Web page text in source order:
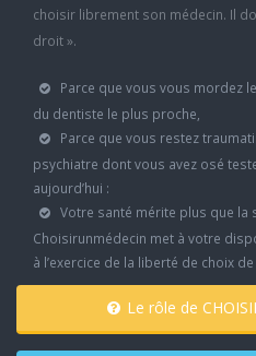
choisir librement son médecin. Il
droit ».
Parce que vous vous mordez
du dentiste le plus proche,
Parce que vous restez
psychiatre dont vous avez osé
aujourd’hui :
Votre santé mérite plus que la
Choisirunmédecin met à votre
à l’exercice de la liberté de choix
Le rôle de